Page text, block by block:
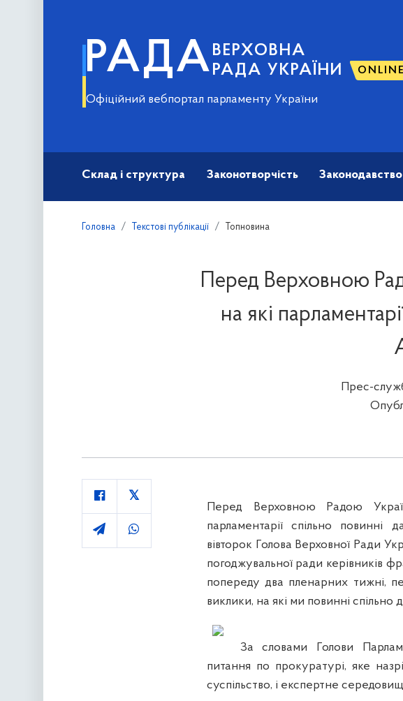
РАДА ВЕРХОВНА
РАДА УКРАЇНИ
ONLINE
Офіційний вебпортал парламенту України
Склад і структура Законотворчість Законодавство
Головна Текстові публікації Топновина
Перед Верховною
на які
Прес-
Перед Верховною Радою
парламентарії спільно
вівторок Голова Верховної Ради
погоджувальної ради керівників
попереду два пленарних тижні,
виклики, на які ми повинні спільно
За словами Голови
питання по прокуратурі, яке
суспільство, і експертне